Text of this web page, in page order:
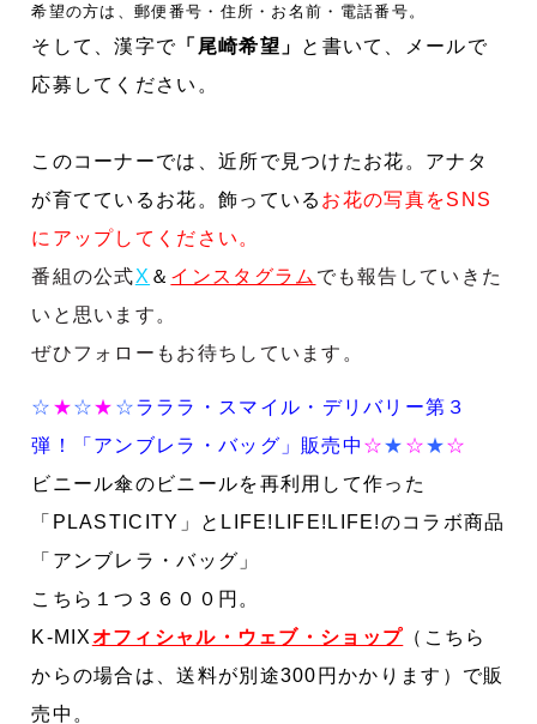
希望の方は、郵便番号・住所・お名前・電話番号。
そして、漢字で 「尾崎希望」
と書いて、メールで
応募してください。
このコーナーでは、近所で見つけたお花。アナタ
が育てているお花。飾っている お花の写真をSNS
にアップしてください。
番組の公式X ＆ インスタグラム でも報告していきた
いと思います。
ぜひフォローもお待ちしています。
☆ ★☆★ ☆ラララ・スマイル・デリバリー第３
弾！
「アンブレラ・バッグ」販売中 ☆★ ☆★☆
ビニール傘のビニールを再利用して作った
「 PLASTICITY 」と LIFE!LIFE!LIFE!のコラボ商品
「アンブレラ・バッグ」
こちら１つ３６００円。
K-MIXオフィシャル・ウェブ・ショップ （こちら
からの場合は、送料が別途300円かかります）で販
売中。